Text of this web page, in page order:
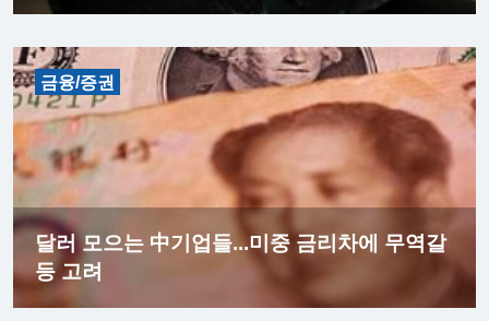
금융/증권
달러 모으는 中기업들...미중 금리차에 무역갈
등 고려